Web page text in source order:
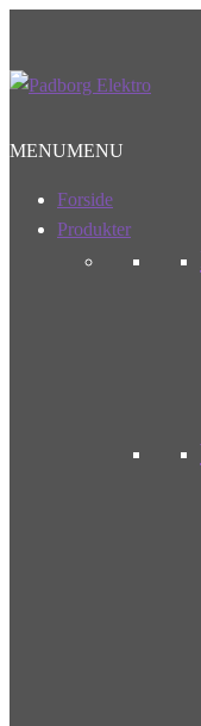
Spring
Spring
MENUMENU
Forside
Produkter